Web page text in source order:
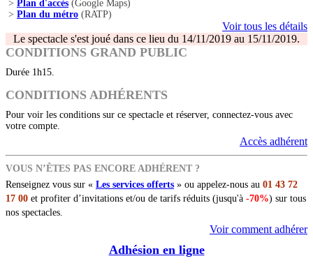
> Plan d'accès (Google Maps)
> Plan du métro (RATP)
Voir tous les détails
Le spectacle s'est joué dans ce lieu du 14/11/2019 au 15/11/2019.
CONDITIONS GRAND PUBLIC
Durée 1h15.
CONDITIONS ADHÉRENTS
Pour voir les conditions sur ce spectacle et réserver, connectez-vous avec
votre compte.
Accès adhérent
VOUS N’ÊTES PAS ENCORE ADHÉRENT ?
Renseignez vous sur « Les services offerts » ou appelez-nous au 01 43 72
17 00 et profiter d’invitations et/ou de tarifs réduits (jusqu'à -70%) sur tous
nos spectacles.
Voir comment adhérer
Adhésion en ligne